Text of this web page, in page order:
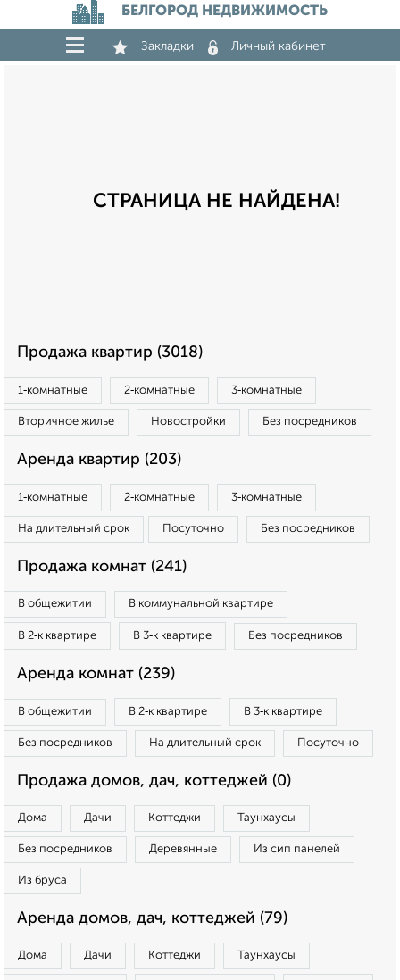
БЕЛГОРОД НЕДВИЖИМОСТЬ
Закладки Личный кабинет
СТРАНИЦА НЕ НАЙДЕНА!
Продажа квартир (3018)
1‑комнатные 2‑комнатные 3‑комнатные
Вторичное жилье Новостройки Без посредников
Аренда квартир (203)
1‑комнатные 2‑комнатные 3‑комнатные
На длительный срок Посуточно Без посредников
Продажа комнат (241)
В общежитии В коммунальной квартире
В 2‑к квартире В 3‑к квартире Без посредников
Аренда комнат (239)
В общежитии В 2‑к квартире В 3‑к квартире
Без посредников На длительный срок Посуточно
Продажа домов, дач, коттеджей (0)
Дома Дачи Коттеджи Таунхаусы
Без посредников Деревянные Из сип панелей
Из бруса
Аренда домов, дач, коттеджей (79)
Дома Дачи Коттеджи Таунхаусы